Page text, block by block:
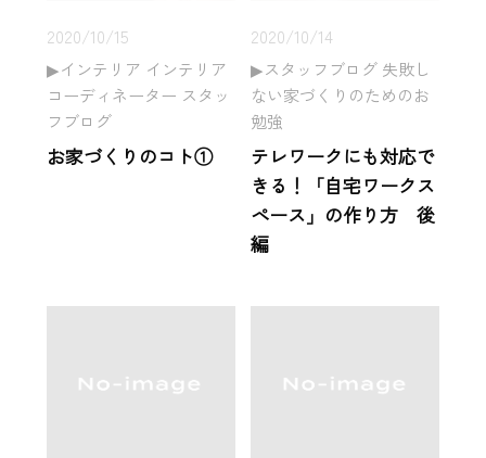
2020/10/15
インテリア インテリア
コーディネーター スタッ
フブログ
お家づくりのコト①
2020/10/14
スタッフブログ 失敗し
ない家づくりのためのお
勉強
テレワークにも対応で
きる！「自宅ワークス
ペース」の作り方 後
編